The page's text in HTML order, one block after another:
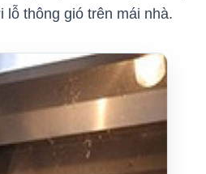
thông gió trên mái nhà.